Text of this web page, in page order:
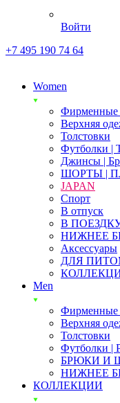
Войти
+7 495 190 74 64
Women
Фирменные
Верхняя
Толстовки
Футболки |
Джинсы |
ШОРТЫ |
JAPAN
Спорт
В отпуск
В
НИЖНЕЕ
Аксессуары
ДЛЯ
Men
Фирменные
Верхняя
Толстовки
Футболки |
БРЮКИ И
НИЖНЕЕ
КОЛЛЕКЦИИ